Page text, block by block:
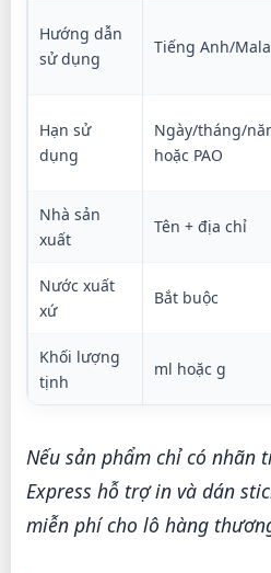
Hướng dẫn
sử dụng
Tiếng Anh/
Hạn sử
dụng
Ngày/tháng/
hoặc PAO
Nhà sản
xuất
Tên + địa chỉ
Nước xuất
xứ
Bắt buộc
Khối lượng
tịnh
ml hoặc g
Nếu sản phẩm chỉ có nhãn
Express hỗ trợ in và dán
miễn phí cho lô hàng